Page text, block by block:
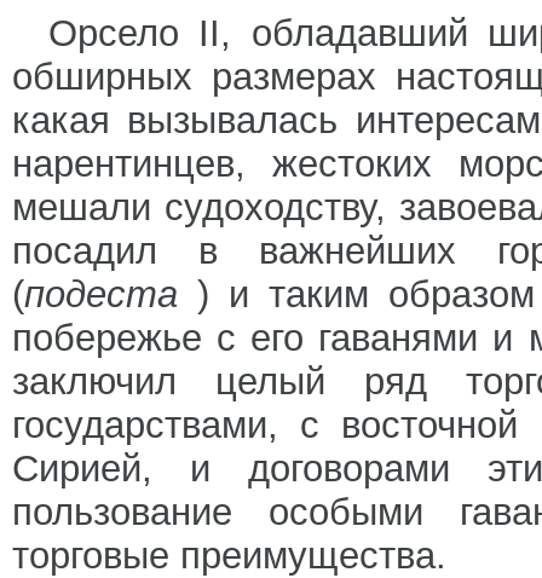
Орсело II, обладавший
обширных размерах
какая вызывалась
нарентинцев, жестоких
мешали судоходству,
посадил в важнейших
(подеста ) и таким
побережье с его гаванями и
заключил целый ряд
государствами, с
Сирией, и договорами
пользование особыми
торговые преимущества.